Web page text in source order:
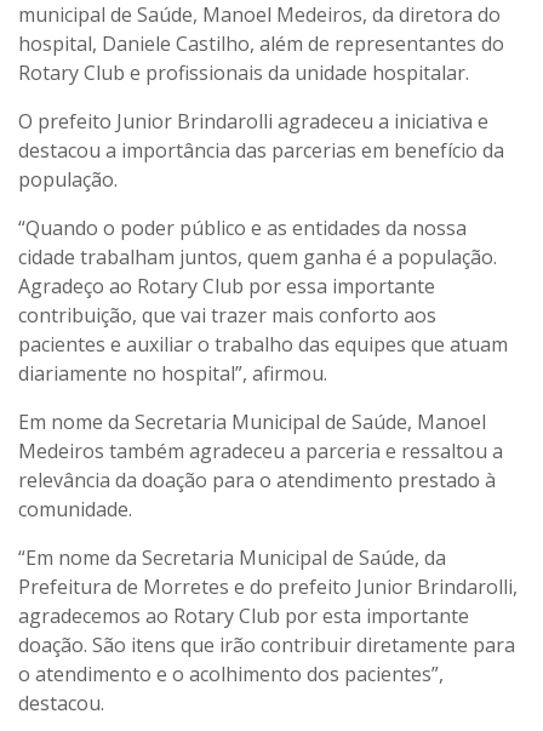
municipal de Saúde, Manoel Medeiros, da diretora do
hospital, Daniele Castilho, além de representantes do
Rotary Club e profissionais da unidade hospitalar.
O prefeito Junior Brindarolli agradeceu a iniciativa e
destacou a importância das parcerias em benefício da
população.
“Quando o poder público e as entidades da nossa
cidade trabalham juntos, quem ganha é a população.
Agradeço ao Rotary Club por essa importante
contribuição, que vai trazer mais conforto aos
pacientes e auxiliar o trabalho das equipes que atuam
diariamente no hospital”, afirmou.
Em nome da Secretaria Municipal de Saúde, Manoel
Medeiros também agradeceu a parceria e ressaltou a
relevância da doação para o atendimento prestado à
comunidade.
“Em nome da Secretaria Municipal de Saúde, da
Prefeitura de Morretes e do prefeito Junior Brindarolli,
agradecemos ao Rotary Club por esta importante
doação. São itens que irão contribuir diretamente para
o atendimento e o acolhimento dos pacientes”,
destacou.